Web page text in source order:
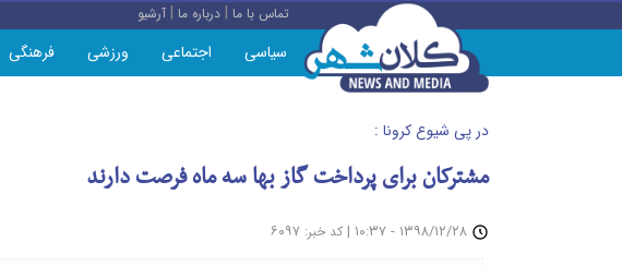
تماس با ما |درباره ما |آرشیو
سیاسی اجتماعی ورزشی فرهنگی
در پی شیوع کرونا :
مشترکان برای پرداخت گاز بها سه ماه فرصت دارند
| کد خبر: ۶۰۹۷